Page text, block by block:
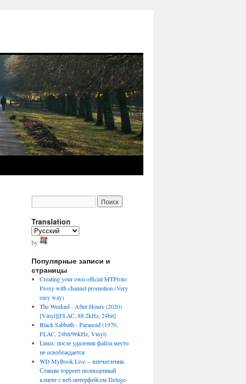
Translation
by
Популярные записи и
страницы
Creating your own official MTProto
Proxy with channel promotion (Very
easy way)
The Weeknd - After Hours (2020)
[Vinyl][FLAC, 88.2kHz, 24bit]
Black Sabbath - Paranoid (1970,
FLAC, 24bit/96kHz, Vinyl)
Linux: после удаления файла место
не освобождается
WD MyBook Live -- впечатления.
Ставим торрент полноценный
клиент с веб-интерфейсом Deluge-